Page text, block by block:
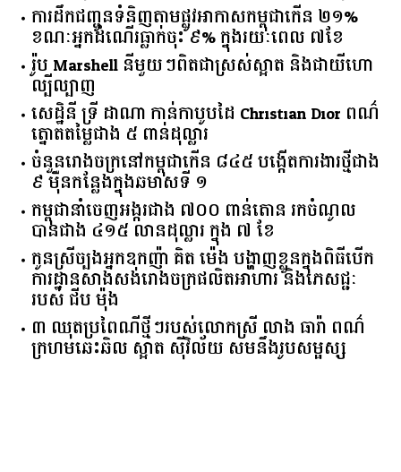
ការដឹកជញ្ជូនទំនិញតាមផ្លូវអាកាសកម្ពុជាកើន ២១%
ខណៈអ្នកដំណើរធ្លាក់ចុះ ៩% ក្នុងរយៈពេល ៧ខែ
រ៉ូប Marshell នីមួយៗពិតជាស្រស់ស្អាត និងជាយីហោ
ល្បីល្បាញ
សេដ្ឋិនី ទ្រី ដាណា កាន់កាបូបដៃ Christian Dior ពណ៌
ត្នោតតម្លៃជាង ៥ ពាន់ដុល្លារ
ចំនួន​រោងចក្រ​នៅ​កម្ពុជា​កើន​ ​៨៤៥​ ​បង្កើត​ការងារ​ថ្មី​ជាង​
​៩​ ​ម៉ឺន​កន្លែង​ក្នុង​ឆមាស​ទី ​១​
កម្ពុជានាំចេញអង្ករជាង ៧០០ ពាន់តោន រកចំណូល
បានជាង ៤១៥ លានដុល្លារ ក្នុង ៧ ខែ
កូនស្រីច្បងអ្នកឧកញ៉ា គិត ម៉េង បង្ហាញខ្លួនក្នុងពិធីបើក
ការដ្ឋានសាងសង់រោងចក្រផលិតអាហារ និងភេសជ្ជៈ
របស់ ជីប ម៉ុង
៣ ឈុតប្រពៃណីថ្មីៗរបស់លោកស្រី លាង ធារ៉ា ពណ៌
ក្រហមឆេះឆិល ស្អាត ​ស៊ីវិល័យ សមនឹងរូបសម្ផស្ស